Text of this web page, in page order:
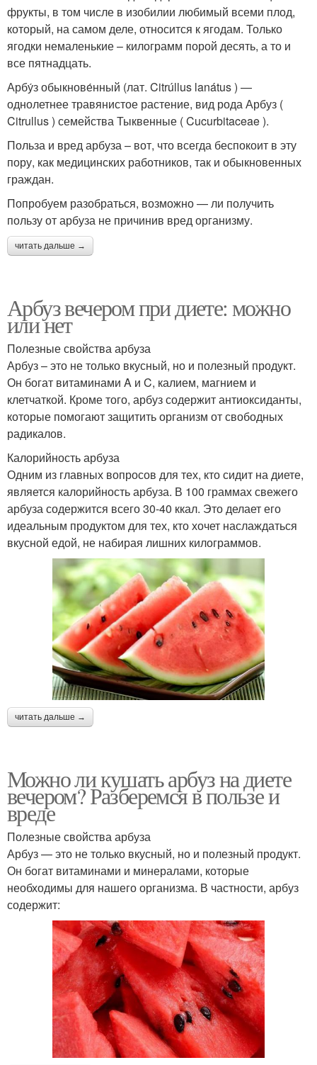
фрукты, в том числе в изобилии любимый всеми плод,
который, на самом деле, относится к ягодам. Только
ягодки немаленькие – килограмм порой десять, а то и
все пятнадцать.
Арбу́з обыкнове́нный (лат. Citrúllus lanátus ) —
однолетнее травянистое растение, вид рода Арбуз (
Citrullus ) семейства Тыквенные ( Cucurbitaceae ).
Польза и вред арбуза – вот, что всегда беспокоит в эту
пору, как медицинских работников, так и обыкновенных
граждан.
Попробуем разобраться, возможно — ли получить
пользу от арбуза не причинив вред организму.
читать дальше →
Арбуз вечером при диете: можно
или нет
Полезные свойства арбуза
Арбуз – это не только вкусный, но и полезный продукт.
Он богат витаминами A и C, калием, магнием и
клетчаткой. Кроме того, арбуз содержит антиоксиданты,
которые помогают защитить организм от свободных
радикалов.
Калорийность арбуза
Одним из главных вопросов для тех, кто сидит на диете,
является калорийность арбуза. В 100 граммах свежего
арбуза содержится всего 30-40 ккал. Это делает его
идеальным продуктом для тех, кто хочет наслаждаться
вкусной едой, не набирая лишних килограммов.
читать дальше →
Можно ли кушать арбуз на диете
вечером? Разберемся в пользе и
вреде
Полезные свойства арбуза
Арбуз — это не только вкусный, но и полезный продукт.
Он богат витаминами и минералами, которые
необходимы для нашего организма. В частности, арбуз
содержит: